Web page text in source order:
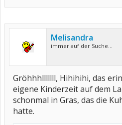
Melisandra
immer auf der Suche...
Gröhhhlllllll, Hihihihi, das
eigene Kinderzeit auf dem
schonmal in Gras, das die
hatte.